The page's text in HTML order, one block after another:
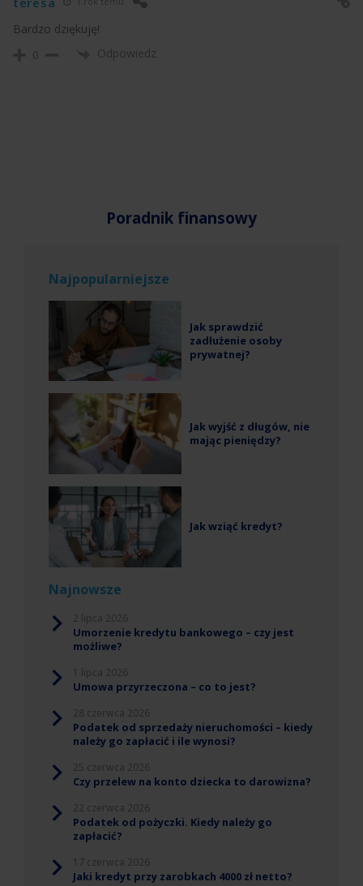
Bardzo dziękuję!
0
Odpowiedz
Poradnik finansowy
Najpopularniejsze
Jak sprawdzić
zadłużenie osoby
prywatnej?
Jak wyjść z długów, nie
mając pieniędzy?
Jak wziąć kredyt?
Najnowsze
Umorzenie kredytu bankowego – czy jest
możliwe?
Umowa przyrzeczona – co to jest?
Podatek od sprzedaży nieruchomości – kiedy
należy go zapłacić i ile wynosi?
Czy przelew na konto dziecka to darowizna?
Podatek od pożyczki. Kiedy należy go
zapłacić?
Jaki kredyt przy zarobkach 4000 zł netto?